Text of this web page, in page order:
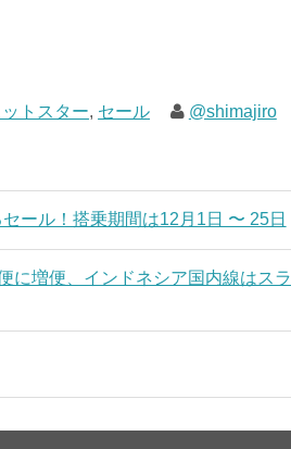
トスター, セール @shimajiro
ール！搭乗期間は12月1日 〜 25日
に増便、インドネシア国内線はスラ